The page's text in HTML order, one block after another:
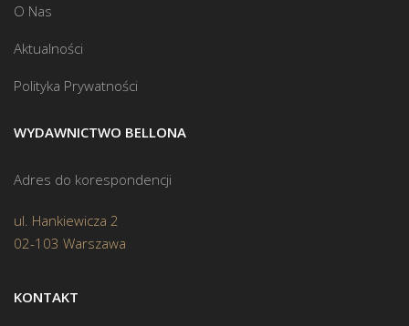
O Nas
Aktualności
Polityka Prywatności
WYDAWNICTWO BELLONA
Adres do korespondencji
ul. Hankiewicza 2
02-103 Warszawa
KONTAKT